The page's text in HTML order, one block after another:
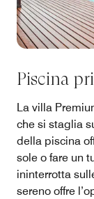
Piscina
La villa
che si staglia
della piscina
sole o fare un
ininterrotta
sereno offre